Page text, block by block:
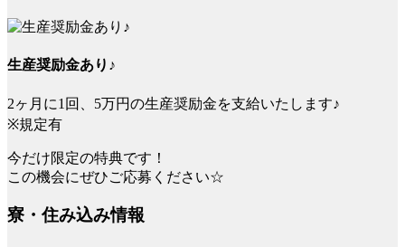
生産奨励金あり♪
2ヶ月に1回、5万円の生産奨励金を支給いたします♪
※規定有
今だけ限定の特典です！
この機会にぜひご応募ください☆
寮・住み込み情報